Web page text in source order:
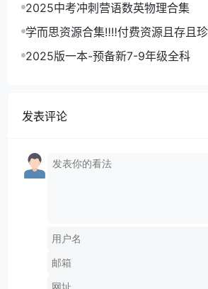
2025中考冲刺营语数英物理合集
学而思资源合集‼‼付费资源且存且
2025版一本-预备新7-9年级全科
发表评论